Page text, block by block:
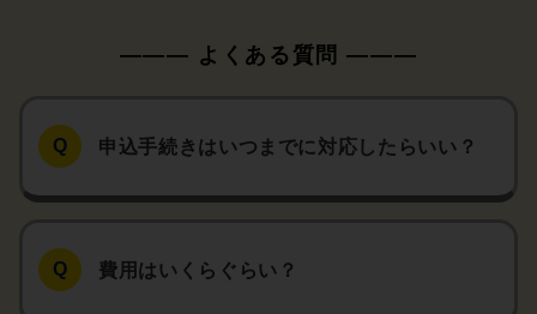
申込手続きはいつまでに対応したらいい？
費用はいくらぐらい？